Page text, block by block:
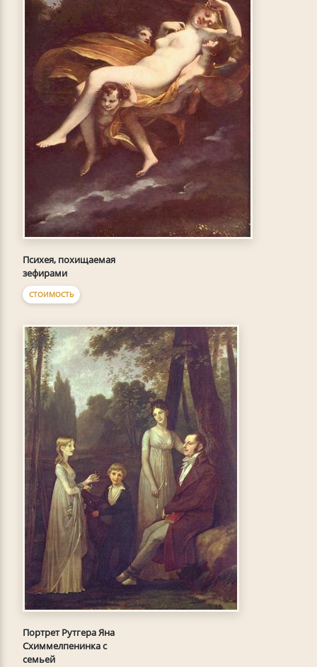
Психея, похищаемая
зефирами
СТОИМОСТЬ
Портрет Рутгера Яна
Схиммелпенинка с
семьей